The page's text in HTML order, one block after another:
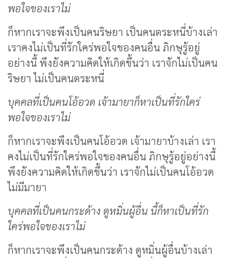
พอใจของเราไม่
ก็หากเราจะพึงเป็นคนริษยา เป็นคนตระหนี่บ้างเล่า
เราคงไม่เป็นที่รักใคร่พอใจของคนอื่น ภิกษุรู้อยู่
อย่างนี้ พึงยังความคิดให้เกิดขึ้นว่า เราจักไม่เป็นคน
ริษยา ไม่เป็นคนตระหนี่
บุคคลที่เป็นคนโอ้อวด เจ้ามายาก็หาเป็นที่รักใคร่
พอใจของเราไม่
ก็หากเราจะพึงเป็นคนโอ้อวด เจ้ามายาบ้างเล่า เรา
คงไม่เป็นที่รักใคร่พอใจของคนอื่น ภิกษุรู้อยู่อย่างนี้
พึงยังความคิดให้เกิดขึ้นว่า เราจักไม่เป็นคนโอ้อวด
ไม่มีมายา
บุคคลที่เป็นคนกระด้าง ดูหมิ่นผู้อื่น นี้ก็หาเป็นที่รัก
ใคร่พอใจของเราไม่
ก็หากเราจะพึงเป็นคนกระด้าง ดูหมิ่นผู้อื่นบ้างเล่า